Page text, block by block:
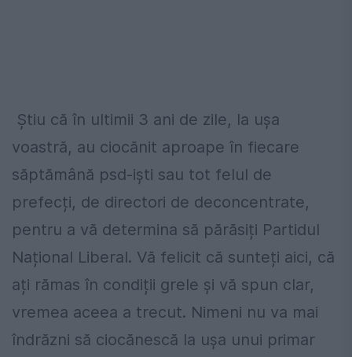
Știu că în ultimii 3 ani de zile, la ușa
voastră, au ciocănit aproape în fiecare
săptămână psd-iști sau tot felul de
prefecți, de directori de deconcentrate,
pentru a vă determina să părăsiți Partidul
Național Liberal. Vă felicit că sunteți aici, că
ați rămas în condiții grele și vă spun clar,
vremea aceea a trecut. Nimeni nu va mai
îndrăzni să ciocănescă la ușa unui primar